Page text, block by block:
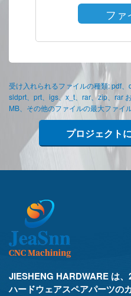
ファ
受け入れられるファイルの種類: pdf、
sldprt、prt、igs、x_t、rar、zip、rar
MB、その他のファイルの最大ファイ
プロジェクト
JIESHENG HARDWARE は
ハードウェアスペアパーツの